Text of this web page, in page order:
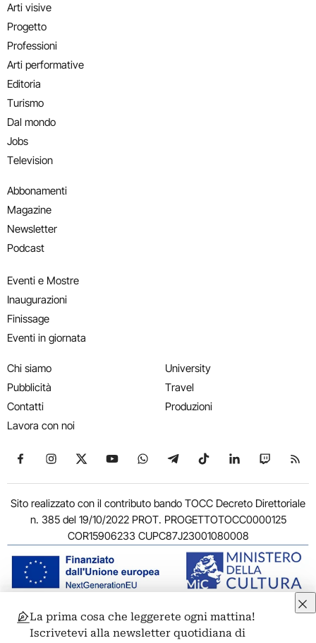
Arti visive
Progetto
Professioni
Arti performative
Editoria
Turismo
Dal mondo
Jobs
Television
Abbonamenti
Magazine
Newsletter
Podcast
Eventi e Mostre
Inaugurazioni
Finissage
Eventi in giornata
Chi siamo
Pubblicità
Contatti
Lavora con noi
University
Travel
Produzioni
Seguici su Facebook
Seguici su Instagram
Seguici su X
Seguici su YouTube
Seguici su WhatsApp
Seguici su Telegram
Seguici su TikTok
Seguici su
Seguici
Sito realizzato con il contributo bando TOCC Decreto Direttoriale
n. 385 del 19/10/2022 PROT. PROGETTOTOCC0000125
COR15906233 CUPC87J23001080008
© 2011-2026 ARTRIBUNE srl – Corso Vittorio Emanuele II, 287 –
00186 Roma - P.I. 11381581005
La prima cosa che leggerete ogni mattina!
Iscrivetevi alla newsletter quotidiana di